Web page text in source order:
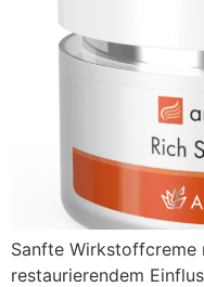
Sanfte Wirkstoffcreme
restaurierendem